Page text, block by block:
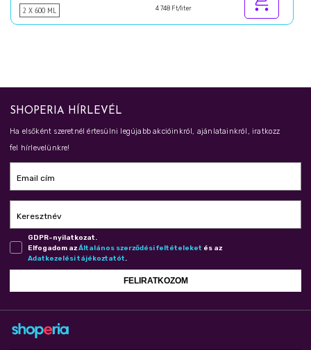
2 X 600 ML 4 748 Ft/liter
SHOPERIA HÍRLEVÉL
Ha elsőként szeretnél értesülni legújabb akcióinkról, ajánlatainkról, iratkozz
fel hírlevelünkre!
Email cím
Keresztnév
GDPR-nyilatkozat.
Elfogadom azÁl­ta­lá­nos szer­ző­dé­si fel­té­te­le­ket és az
Adat­ke­ze­lé­si tá­jé­koz­ta­tót.
FELIRATKOZOM